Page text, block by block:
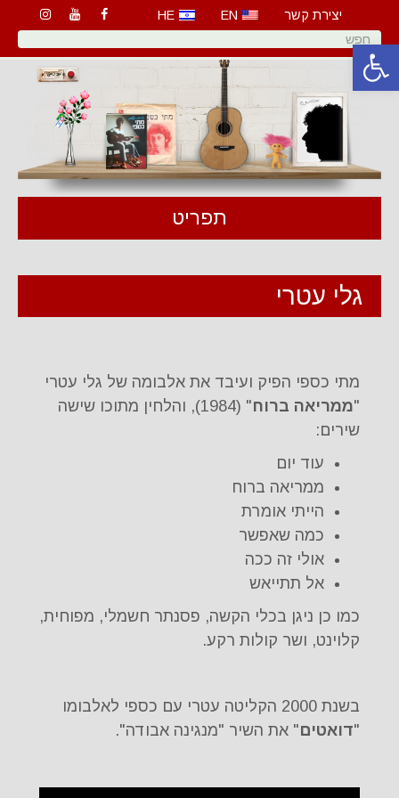
פתח סרגל נגישות
יצירת קשר EN
HE
תפריט
גלי עטרי
מתי כספי הפיק ועיבד את אלבומה של גלי עטרי
"ממריאה ברוח
" (1984), והלחין מתוכו שישה
שירים:
עוד יום
ממריאה ברוח
הייתי אומרת
כמה שאפשר
אולי זה ככה
אל תתייאש
כמו כן ניגן בכלי הקשה, פסנתר חשמלי, מפוחית,
קלוינט, ושר קולות רקע.
בשנת 2000 הקליטה עטרי עם כספי לאלבומו
"דואטים" את השיר "מנגינה אבודה".